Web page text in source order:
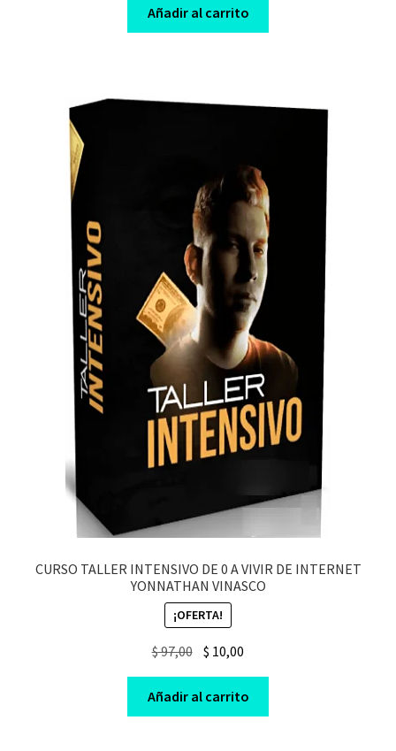
was:
$ 99,00.
is:
$ 10,00.
Añadir al carrito
CURSO TALLER INTENSIVO DE 0 A VIVIR DE INTERNET
YONNATHAN VINASCO
¡OFERTA!
$97,00 Original
price
was:
$ 97,00.
$ 10,00
price
is:
$ 10,00.
Añadir al carrito